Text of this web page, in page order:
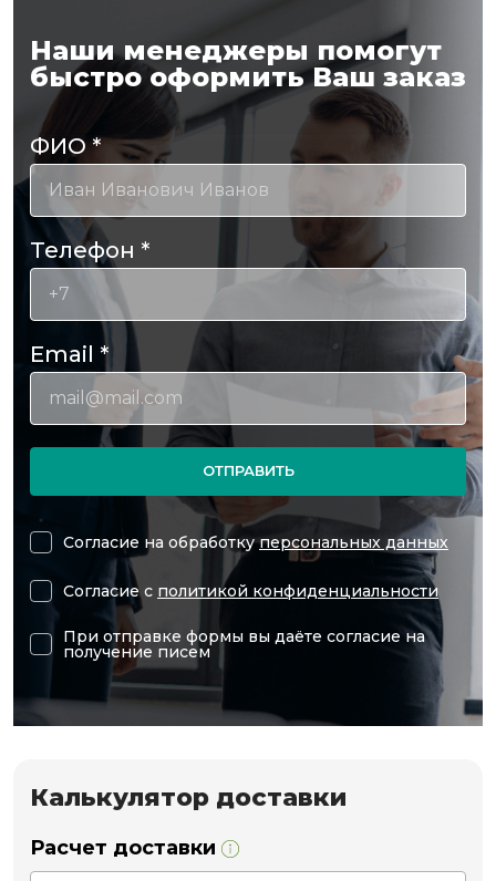
Наши менеджеры помогут
быстро оформить Ваш заказ
ФИО*
Телефон *
Email *
ОТПРАВИТЬ
Согласие на обработкуперсональных данных
Согласие с политикой конфиденциальности
При отправке формы вы даёте согласие на
получение писем
Калькулятор доставки
Расчет доставки